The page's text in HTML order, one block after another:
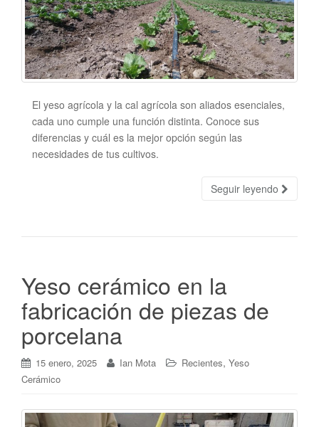
El yeso agrícola y la cal agrícola son aliados esenciales,
cada uno cumple una función distinta. Conoce sus
diferencias y cuál es la mejor opción según las
necesidades de tus cultivos.
Seguir leyendo
Yeso cerámico en la
fabricación de piezas de
porcelana
15 enero, 2025 Ian Mota Recientes, Yeso
Cerámico